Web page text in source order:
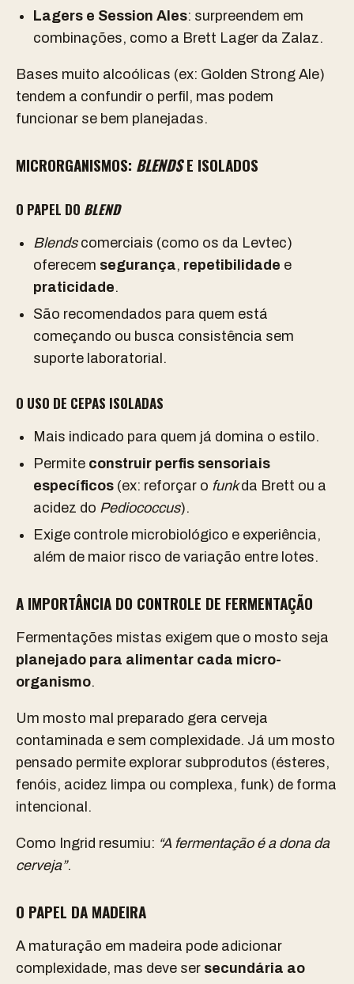
Lagers e Session Ales: surpreendem em
combinações, como a Brett Lager da Zalaz.
Bases muito alcoólicas (ex: Golden Strong Ale)
tendem a confundir o perfil, mas podem
funcionar se bem planejadas.
MICRORGANISMOS: BLENDSE ISOLADOS
O PAPEL DO BLEND
Blends comerciais (como os da Levtec)
oferecem segurança, repetibilidade e
praticidade.
São recomendados para quem está
começando ou busca consistência sem
suporte laboratorial.
O USO DE CEPAS ISOLADAS
Mais indicado para quem já domina o estilo.
Permite construir perfis sensoriais
específicos (ex: reforçar o funkda Brett ou a
acidez do Pediococcus).
Exige controle microbiológico e experiência,
além de maior risco de variação entre lotes.
A IMPORTÂNCIA DO CONTROLE DE FERMENTAÇÃO
Fermentações mistas exigem que o mosto seja
planejado para alimentar cada micro-
organismo.
Um mosto mal preparado gera cerveja
contaminada e sem complexidade. Já um mosto
pensado permite explorar subprodutos (ésteres,
fenóis, acidez limpa ou complexa, funk) de forma
intencional.
Como Ingrid resumiu: “A fermentação é a dona da
cerveja”.
O PAPEL DA MADEIRA
A maturação em madeira pode adicionar
complexidade, mas deve ser secundária ao